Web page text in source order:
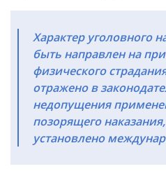
Характер уголовного
быть направлен на
физического
отражено в
недопущения
позорящего
установлено